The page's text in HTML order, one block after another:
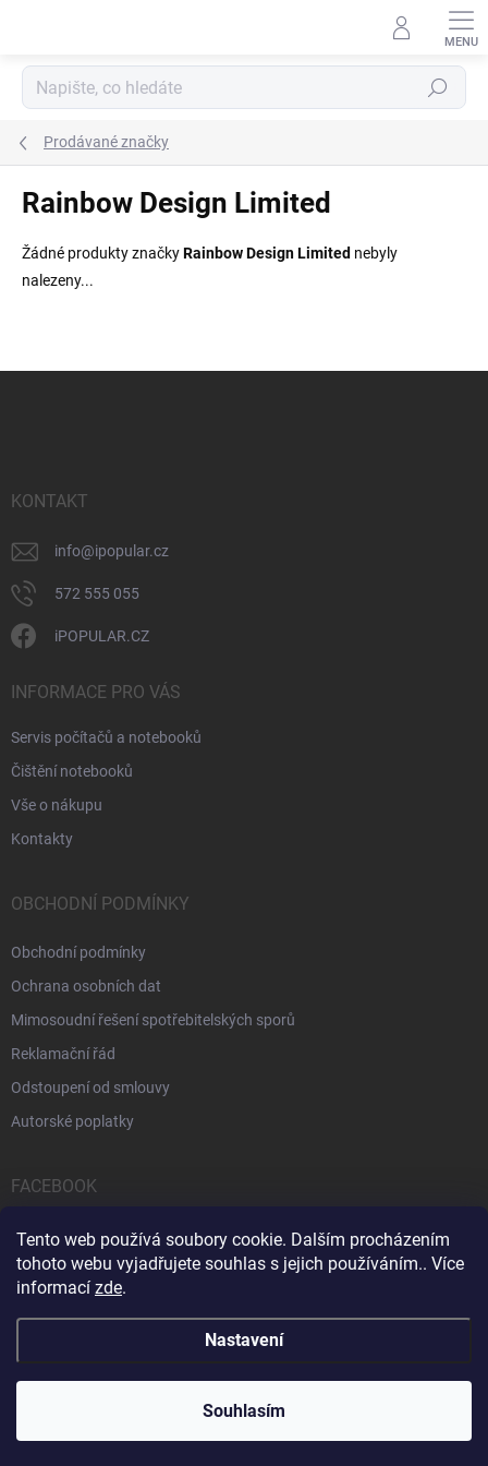
Tento web používá soubory cookie. Dalším procházením
tohoto webu vyjadřujete souhlas s jejich používáním.. Více
informací zde.
Nastavení
Souhlasím
Hledat
Prodávané značky
Rainbow Design Limited
Žádné produkty značkyRainbow Design Limited nebyly
nalezeny...
KONTAKT
info@ipopular.cz
572 555 055
iPOPULAR.CZ
INFORMACE PRO VÁS
Servis počítačů a notebooků
Čištění notebooků
Vše o nákupu
Kontakty
OBCHODNÍ PODMÍNKY
Obchodní podmínky
Ochrana osobních dat
Mimosoudní řešení spotřebitelských sporů
Reklamační řád
Odstoupení od smlouvy
Autorské poplatky
FACEBOOK
Servis počítačů a notebooků Čištění notebooků Kontakty
iPOPULAR.CZ . Všechna práva vyhrazena.